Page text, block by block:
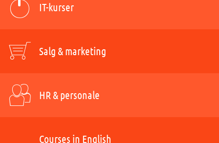
IT-kurser
Salg & marketing
HR & personale
Courses in English